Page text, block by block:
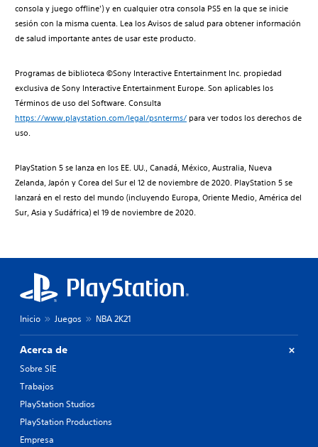
consola y juego offline') y en cualquier otra consola PS5 en la que se inicie
sesión con la misma cuenta. Lea los Avisos de salud para obtener información
de salud importante antes de usar este producto.
Programas de biblioteca ©Sony Interactive Entertainment Inc. propiedad
exclusiva de Sony Interactive Entertainment Europe. Son aplicables los
Términos de uso del Software. Consulta
https://www.playstation.com/legal/psnterms/para ver todos los derechos de
uso.
PlayStation 5 se lanza en los EE. UU., Canadá, México, Australia, Nueva
Zelanda, Japón y Corea del Sur el 12 de noviembre de 2020. PlayStation 5 se
lanzará en el resto del mundo (incluyendo Europa, Oriente Medio, América del
Sur, Asia y Sudáfrica) el 19 de noviembre de 2020.
Inicio Juegos NBA 2K21
Acerca de
Sobre SIE
Trabajos
PlayStation Studios
PlayStation Productions
Empresa